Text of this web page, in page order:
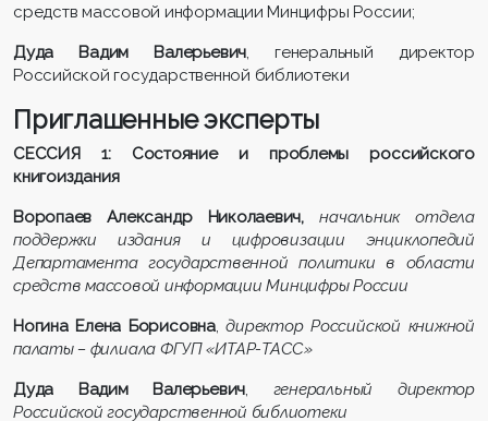
средств массовой информации Минцифры России;
Дуда Вадим Валерьевич, генеральный директор
Российской государственной библиотеки
Приглашенные эксперты
СЕССИЯ 1: Состояние и проблемы российского
книгоиздания
Воропаев Александр Николаевич,начальник отдела
поддержки издания и цифровизации энциклопедий
Департамента государственной политики в области
средств массовой информации Минцифры России
Ногина Елена Борисовна,директор Российской книжной
палаты – филиала ФГУП «ИТАР-ТАСС»
Дуда Вадим Валерьевич, генеральный директор
Российской государственной библиотеки